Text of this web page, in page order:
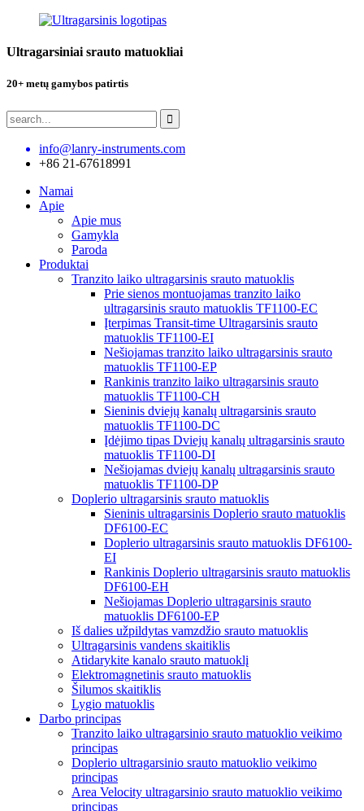
Ultragarsiniai srauto matuokliai
20+ metų gamybos patirtis
info@lanry-instruments.com
+86 21-67618991
Namai
Apie
Apie mus
Gamykla
Paroda
Produktai
Tranzito laiko ultragarsinis srauto matuoklis
Prie sienos montuojamas tranzito laiko
ultragarsinis srauto matuoklis TF1100-EC
Įterpimas Transit-time Ultragarsinis srauto
matuoklis TF1100-EI
Nešiojamas tranzito laiko ultragarsinis srauto
matuoklis TF1100-EP
Rankinis tranzito laiko ultragarsinis srauto
matuoklis TF1100-CH
Sieninis dviejų kanalų ultragarsinis srauto
matuoklis TF1100-DC
Įdėjimo tipas Dviejų kanalų ultragarsinis srauto
matuoklis TF1100-DI
Nešiojamas dviejų kanalų ultragarsinis srauto
matuoklis TF1100-DP
Doplerio ultragarsinis srauto matuoklis
Sieninis ultragarsinis Doplerio srauto matuoklis
DF6100-EC
Doplerio ultragarsinis srauto matuoklis DF6100-
EI
Rankinis Doplerio ultragarsinis srauto matuoklis
DF6100-EH
Nešiojamas Doplerio ultragarsinis srauto
matuoklis DF6100-EP
Iš dalies užpildytas vamzdžio srauto matuoklis
Ultragarsinis vandens skaitiklis
Atidarykite kanalo srauto matuoklį
Elektromagnetinis srauto matuoklis
Šilumos skaitiklis
Lygio matuoklis
Darbo principas
Tranzito laiko ultragarsinio srauto matuoklio veikimo
principas
Doplerio ultragarsinio srauto matuoklio veikimo
principas
Area Velocity ultragarsinio srauto matuoklio veikimo
principas